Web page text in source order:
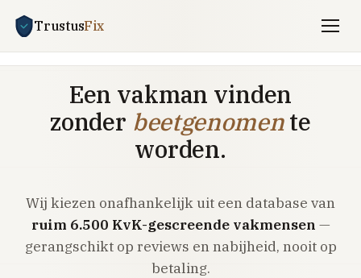
TrustusFix
Vind een vakman
CV-storing
Airco-storing
Warmtepomp-storing
Een vakman vinden
zonder beetgenomente
worden.
Wij kiezen onafhankelijk uit een database van
ruim 6.500 KvK-gescreende vakmensen —
gerangschikt op reviews en nabijheid, nooit op
betaling.